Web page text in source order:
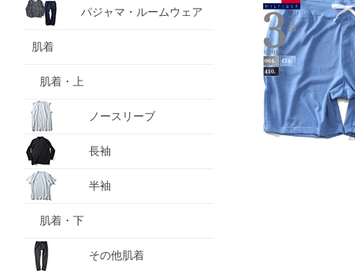
パジャマ・ルームウェア
肌着
肌着・上
ノースリーブ
長袖
半袖
肌着・下
その他肌着